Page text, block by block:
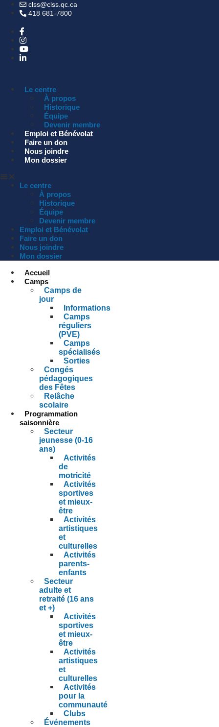
clss@clss.qc.ca
418 681-7800
Le centre
À propos
Historique
Équipe
Devenir membre
Emploi et Bénévolat
Faire un don
Nous joindre
Mon dossier
Le centre
À propos
Historique
Équipe
Devenir membre
Emploi et Bénévolat
Faire un don
Nous joindre
Mon dossier
Accueil
Camps
Camps de
jour
Informations
Camps
réguliers
(PVE)
Camps
spécialisés
Sorties
Congés
pédagogiques
des Fêtes
Relâche
scolaire
Programmation
saisonnière
Secteur
jeunesse (0-16
ans)
Activités
de
motricité
Activités
sportives
et mieux-
être
Activités
artistiques
et
culturelles
Activités
parents-
enfants
Secteur
adulte et
retraité (16 ans
et +)
Activités
sportives
et mieux-
être
Activités
artistiques
et
culturelles
Activités
pour la
communauté
Clubs
Événements